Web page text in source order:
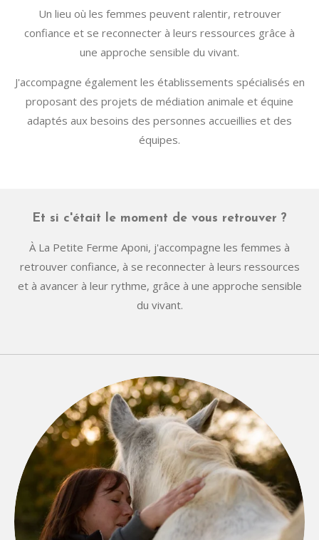
Un lieu où les femmes peuvent ralentir, retrouver
confiance et se reconnecter à leurs ressources grâce à
une approche sensible du vivant.
J'accompagne également les établissements spécialisés en
proposant des projets de médiation animale et équine
adaptés aux besoins des personnes accueillies et des
équipes.
Et si c'était le moment de vous retrouver ?
À La Petite Ferme Aponi, j'accompagne les femmes à
retrouver confiance, à se reconnecter à leurs ressources
et à avancer à leur rythme, grâce à une approche sensible
du vivant.